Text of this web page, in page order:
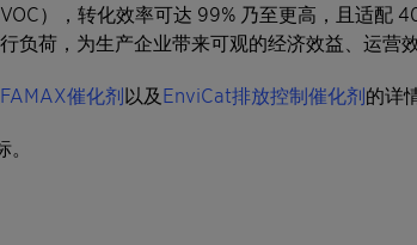
），转化效率可达 99% 乃至更高，且适配
负荷，为生产企业带来可观的经济效益、运营
FAMAX催化剂以及 EnviCat排放控制催化剂的详